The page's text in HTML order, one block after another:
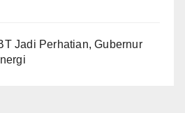
Jadi Perhatian, Gubernur